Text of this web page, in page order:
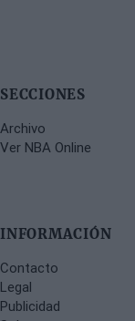
SECCIONES
Archivo
Ver NBA Online
INFORMACIÓN
Contacto
Legal
Publicidad